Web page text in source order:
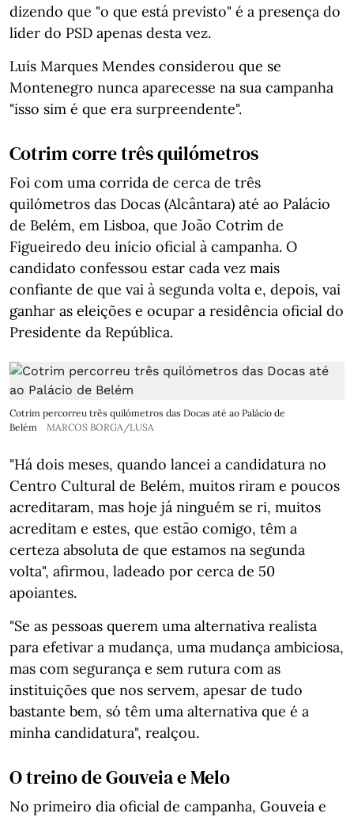
dizendo que "o que está previsto" é a presença do
líder do PSD apenas desta vez.
Luís Marques Mendes considerou que se
Montenegro nunca aparecesse na sua campanha
"isso sim é que era surpreendente".
Cotrim corre três quilómetros
Foi com uma corrida de cerca de três
quilómetros das Docas (Alcântara) até ao Palácio
de Belém, em Lisboa, que João Cotrim de
Figueiredo deu início oficial à campanha. O
candidato confessou estar cada vez mais
confiante de que vai à segunda volta e, depois, vai
ganhar as eleições e ocupar a residência oficial do
Presidente da República.
Cotrim percorreu três quilómetros das Docas até ao Palácio de
Belém
MARCOS BORGA/LUSA
"Há dois meses, quando lancei a candidatura no
Centro Cultural de Belém, muitos riram e poucos
acreditaram, mas hoje já ninguém se ri, muitos
acreditam e estes, que estão comigo, têm a
certeza absoluta de que estamos na segunda
volta", afirmou, ladeado por cerca de 50
apoiantes.
"Se as pessoas querem uma alternativa realista
para efetivar a mudança, uma mudança ambiciosa,
mas com segurança e sem rutura com as
instituições que nos servem, apesar de tudo
bastante bem, só têm uma alternativa que é a
minha candidatura", realçou.
O treino de Gouveia e Melo
No primeiro dia oficial de campanha, Gouveia e